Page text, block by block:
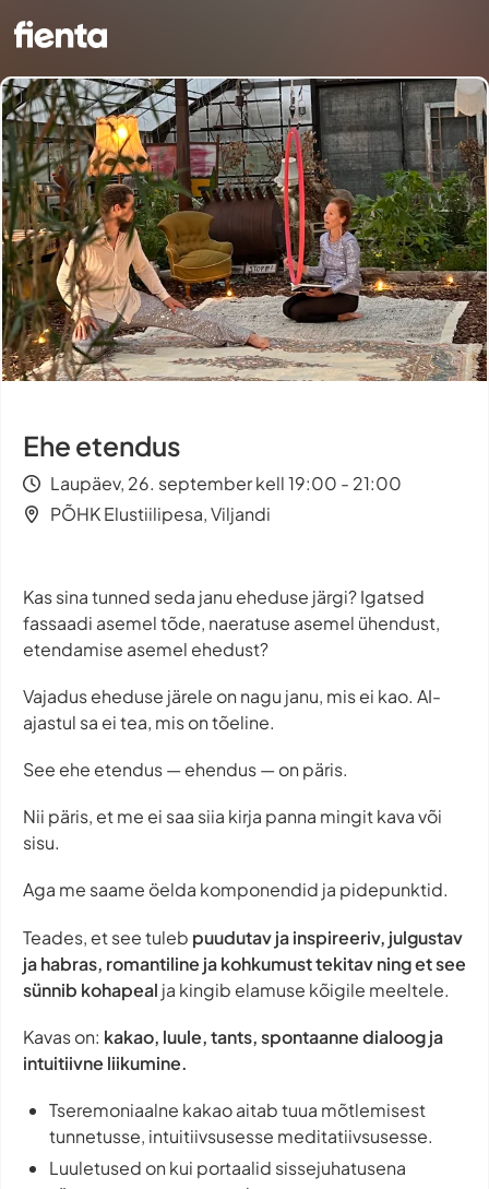
Ehe etendus
Laupäev, 26. september kell 19:00 - 21:00
PÕHK Elustiilipesa, Viljandi
Kas sina tunned seda janu eheduse järgi? Igatsed
fassaadi asemel tõde, naeratuse asemel ühendust,
etendamise asemel ehedust?
Vajadus eheduse järele on nagu janu, mis ei kao. AI-
ajastul sa ei tea, mis on tõeline.
See ehe etendus — ehendus — on päris.
Nii päris, et me ei saa siia kirja panna mingit kava või
sisu.
Aga me saame öelda komponendid ja pidepunktid.
Teades, et see tuleb puudutav ja inspireeriv, julgustav
ja habras, romantiline ja kohkumust tekitav ning et see
sünnib kohapeal ja kingib elamuse kõigile meeltele.
Kavas on: kakao, luule, tants, spontaanne dialoog ja
intuitiivne liikumine.
Tseremoniaalne kakao aitab tuua mõtlemisest
tunnetusse, intuitiivsusesse meditatiivsusesse.
Luuletused on kui portaalid sissejuhatusena